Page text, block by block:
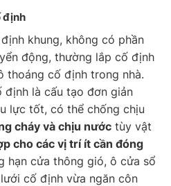
định
khung, không có phần
động, thường lắp cố định
thoáng cố định trong nhà.
định là cấu tạo đơn giản
lực tốt, có thể chống chịu
cháy và chịu nước tùy vật
cho các vị trí ít cần đóng
hạn cửa thông gió, ô cửa sổ
cố định vừa ngăn côn